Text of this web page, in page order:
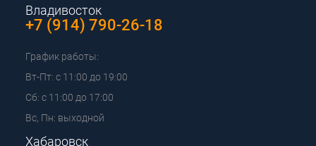
Владивосток
+7 (914) 790-26-18
График работы:
Вт-Пт: с 11:00 до 19:00
Сб: с 11:00 до 17:00
Вс, Пн: выходной
Хабаровск